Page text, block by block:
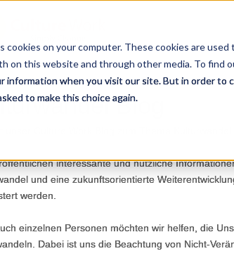
cookies on your computer. These cookies are
on this website and through other media. To find
information when you visit our site. But in order
to make this choice again.
Blog
interessante und nützliche
und eine zukunftsorientierte
werden.
einzelnen Personen möchten wir helfen, die
Dabei ist uns die Beachtung von Nicht-